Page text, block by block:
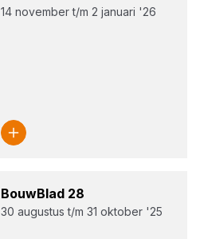
14 november t/m 2 januari '26
Bouw­Blad 28
30 augustus t/m 31 oktober '25